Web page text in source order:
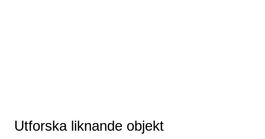
Utforska liknande objekt